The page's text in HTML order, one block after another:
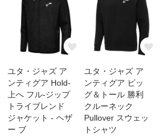
ユタ・ジャズ ア
ンティグア Hold-
上へ フル-ジップ
トライブレンド
ジャケット - ヘザ
ー ブ
ユタ・ジャズ ア
ンティグア ビッ
グ＆トール 勝利
クルーネック
Pullover スウェッ
トシャツ